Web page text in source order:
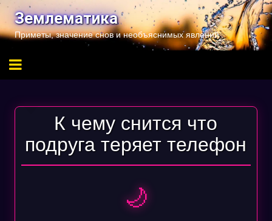
Перейти
содержимому
Землематика
Приметы, значение снов и необъяснимых явлений
К чему снится что
подруга теряет телефон
🌙